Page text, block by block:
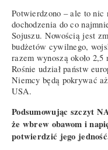
Potwierdzono – ale to nic
dochodzenia do co
Sojuszu. Nowością jest
budżetów cywilnego,
razem wynoszą około
Rośnie udział państw
Niemcy będą pokrywać
USA.
Podsumowując szczyt
że wbrew obawom i
potwierdzić jego